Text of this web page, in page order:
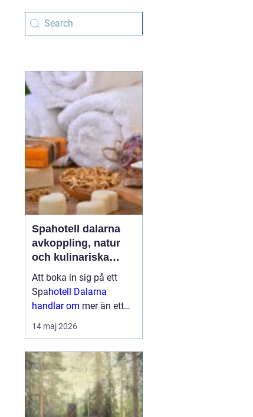
Spahotell dalarna
avkoppling, natur
och kulinariska
upplevelser
Att boka in sig på ett
Spahotell Dalarna
handlar om mer än ett
varmt bad och en skön
säng. Många söker en
tystnar, kroppen får
återhämta sig och
sinnena fylls av nya
intryck. I Dalarna möts
14 maj 2026